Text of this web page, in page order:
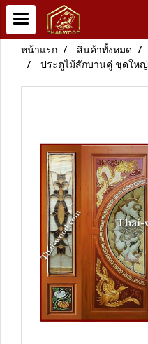
หน้าแรก สินค้าทั้งหมด
ประตูไม้สักบานคู่ ชุดใหญ่